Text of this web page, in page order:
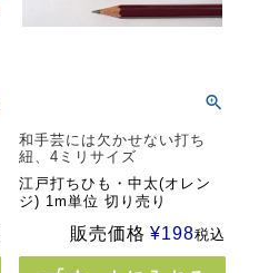
和手芸には欠かせない打ち
紐、4ミリサイズ
江戸打ちひも・中太(オレン
ジ) 1m単位 切り売り
販売価格 ¥198税込